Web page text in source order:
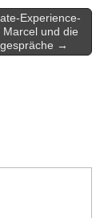
Experience-
Marcel und die
→